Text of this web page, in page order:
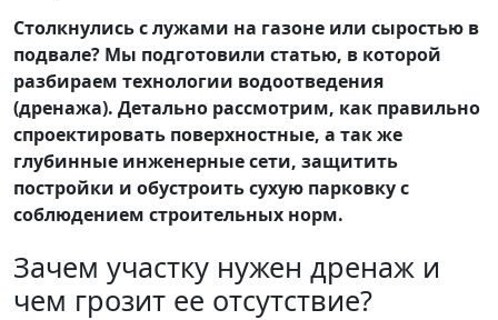
Столкнулись с лужами на газоне или сыростью в
подвале? Мы подготовили статью, в которой
разбираем технологии водоотведения
(дренажа). Детально рассмотрим, как правильно
спроектировать поверхностные, а так же
глубинные инженерные сети, защитить
постройки и обустроить сухую парковку с
соблюдением строительных норм.
Зачем участку нужен дренаж и
чем грозит ее отсутствие?